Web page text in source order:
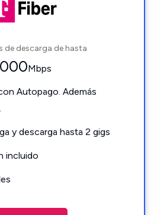
de descarga de hasta
Mbps
Autopago. Además
y descarga hasta 2 gigs
incluido